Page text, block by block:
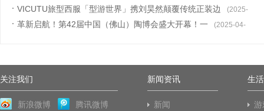
VICUTU旅型西服「型游世界」携刘昊然颠覆传统正装边 (2025-
05-04)
革新启航！第42届中国（佛山）陶博会盛大开幕！一 (2025-04-
关注我们
新浪微博 腾讯微博
新闻资讯
新闻
生
游